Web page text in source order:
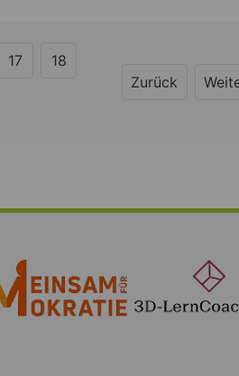
Zurück
17 18